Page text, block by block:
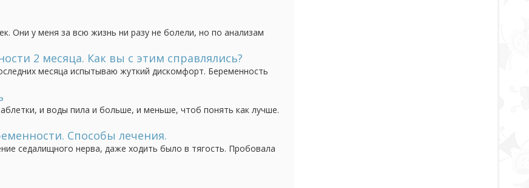
Они у меня за всю жизнь ни разу не болели, но по анализам
При консультации с урологом, узнала, что...
2 месяца. Как вы с этим справлялись?
месяца испытываю жуткий дискомфорт. Беременность
нибудь метод, предотвращающий...
и воды пила и больше, и меньше, чтоб понять как лучше.
но и лечить это ничем...Способы лечения.
седалищного нерва, даже ходить было в тягость. Пробовала
кто-то сталкивался...